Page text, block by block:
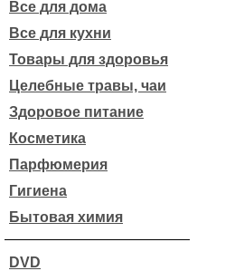
Все для дома
Все для кухни
Товары для здоровья
Целебные травы, чаи
Здоровое питание
Косметика
Парфюмерия
Гигиена
Бытовая химия
DVD